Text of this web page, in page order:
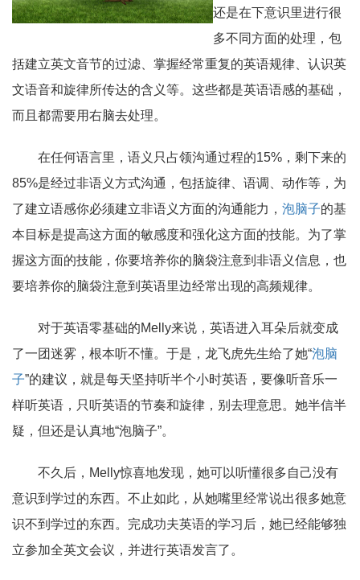
还是在下意识里进行很
多不同方面的处理，包
括建立英文音节的过滤、掌握经常重复的英语规律、认识英
文语音和旋律所传达的含义等。这些都是英语语感的基础，
而且都需要用右脑去处理。
在任何语言里，语义只占领沟通过程的15%，剩下来的
85%是经过非语义方式沟通，包括旋律、语调、动作等，为
了建立语感你必须建立非语义方面的沟通能力， 泡脑子的基
本目标是提高这方面的敏感度和强化这方面的技能。为了掌
握这方面的技能，你要培养你的脑袋注意到非语义信息，也
要培养你的脑袋注意到英语里边经常出现的高频规律。
对于英语零基础的Melly来说，英语进入耳朵后就变成
了一团迷雾，根本听不懂。于是，龙飞虎先生给了她“泡脑
子”的建议，就是每天坚持听半个小时英语，要像听音乐一
样听英语，只听英语的节奏和旋律，别去理意思。她半信半
疑，但还是认真地“泡脑子”。
不久后，Melly惊喜地发现，她可以听懂很多自己没有
意识到学过的东西。不止如此，从她嘴里经常说出很多她意
识不到学过的东西。完成功夫英语的学习后，她已经能够独
立参加全英文会议，并进行英语发言了。